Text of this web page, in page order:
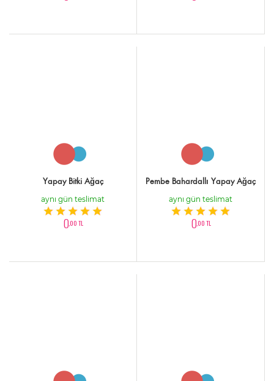
Yapay Bitki Ağaç
aynı gün teslimat
0,00 TL
Pembe Bahardallı Yapay Ağaç
aynı gün teslimat
0,00 TL